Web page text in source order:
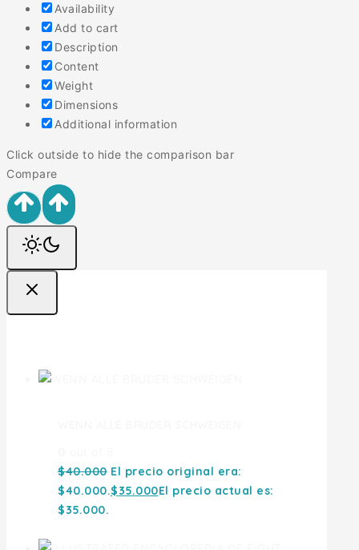
Availability
Add to cart
Description
Content
Weight
Dimensions
Additional information
Click outside to hide the comparison bar
Compare
$40.000 El precio original era:
$40.000.$35.000El precio actual es:
$35.000.